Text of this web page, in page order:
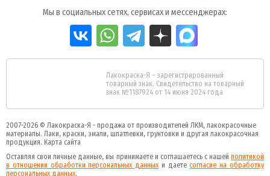
Мы в социальных сетях, сервисах и мессенджерах:
Лакокраска-Я – зарегистрированный
товарный знак. Свидетельство на товарный
знак №1187924 от 14 июня 2024 года
2007-2026 © Лакокраска-Я - продажа от производителей ЛКМ, лакокрасочные
материалы. Лаки, краски, эмали, шпатлевки, грунтовки и другая лакокрасочная
продукция. Карта сайта
Оставляя свои личные данные, вы принимаете и соглашаетесь с нашей политикой
в отношении обработки персональных данных и даетеcогласие на обработку
персональных данных.